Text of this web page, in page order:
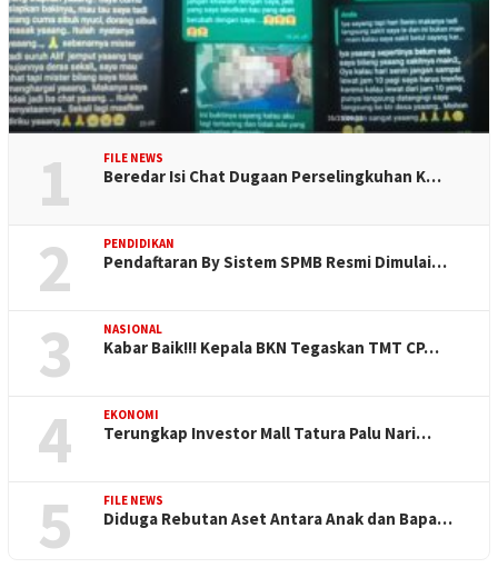
1 FILE NEWS
Beredar Isi Chat Dugaan Perselingkuhan K…
2 PENDIDIKAN
Pendaftaran By Sistem SPMB Resmi Dimulai…
3 NASIONAL
Kabar Baik!!! Kepala BKN Tegaskan TMT CP…
4 EKONOMI
Terungkap Investor Mall Tatura Palu Nari…
5 FILE NEWS
Diduga Rebutan Aset Antara Anak dan Bapa…